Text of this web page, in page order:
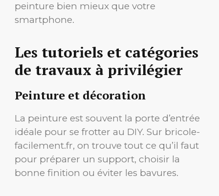
peinture bien mieux que votre
smartphone.
Les tutoriels et catégories
de travaux à privilégier
Peinture et décoration
La peinture est souvent la porte d’entrée
idéale pour se frotter au DIY. Sur bricole-
facilement.fr, on trouve tout ce qu’il faut
pour préparer un support, choisir la
bonne finition ou éviter les bavures.